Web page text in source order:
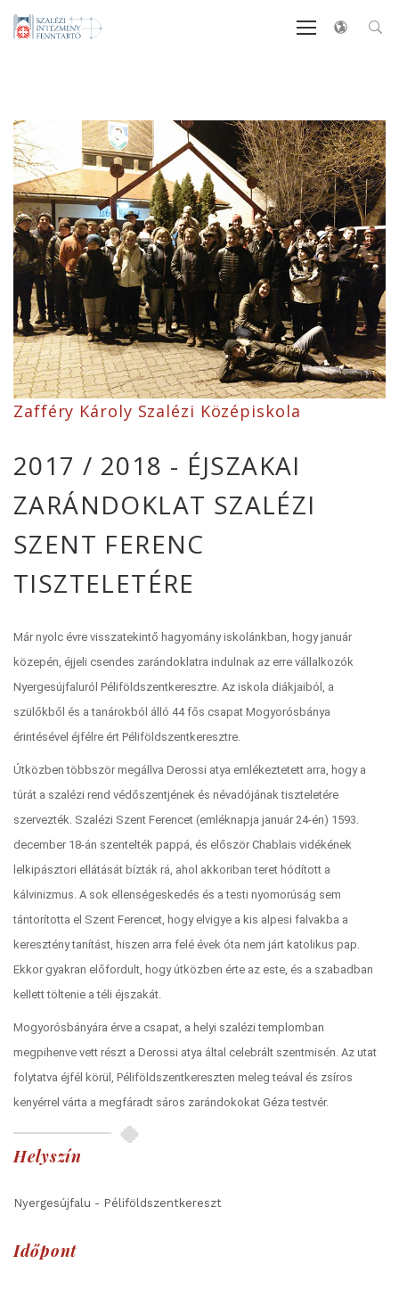
Zafféry Károly Szalézi Középiskola
2017 / 2018 - ÉJSZAKAI
ZARÁNDOKLAT SZALÉZI
SZENT FERENC
TISZTELETÉRE
Már nyolc évre visszatekintő hagyomány iskolánkban, hogy január
közepén, éjjeli csendes zarándoklatra indulnak az erre vállalkozók
Nyergesújfaluról Péliföldszentkeresztre. Az iskola diákjaiból, a
szülőkből és a tanárokból álló 44 fős csapat Mogyorósbánya
érintésével éjfélre ért Péliföldszentkeresztre.
Útközben többször megállva Derossi atya emlékeztetett arra, hogy a
túrát a szalézi rend védőszentjének és névadójának tiszteletére
szervezték. Szalézi Szent Ferencet (emléknapja január 24-én) 1593.
december 18-án szentelték pappá, és először Chablais vidékének
lelkipásztori ellátását bízták rá, ahol akkoriban teret hódított a
kálvinizmus. A sok ellenségeskedés és a testi nyomorúság sem
tántorította el Szent Ferencet, hogy elvigye a kis alpesi falvakba a
keresztény tanítást, hiszen arra felé évek óta nem járt katolikus pap.
Ekkor gyakran előfordult, hogy útközben érte az este, és a szabadban
kellett töltenie a téli éjszakát.
Mogyorósbányára érve a csapat, a helyi szalézi templomban
megpihenve vett részt a Derossi atya által celebrált szentmisén. Az utat
folytatva éjfél körül, Péliföldszentkereszten meleg teával és zsíros
kenyérrel várta a megfáradt sáros zarándokokat Géza testvér.
Helyszín
Nyergesújfalu - Péliföldszentkereszt
Időpont